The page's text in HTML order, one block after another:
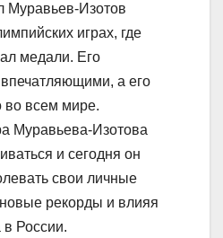
Муравьев-Изотов
играх, где
медали. Его
а его
во всем мире.
Муравьева-Изотова
и сегодня он
свои личные
рекорды и влияя
в России.